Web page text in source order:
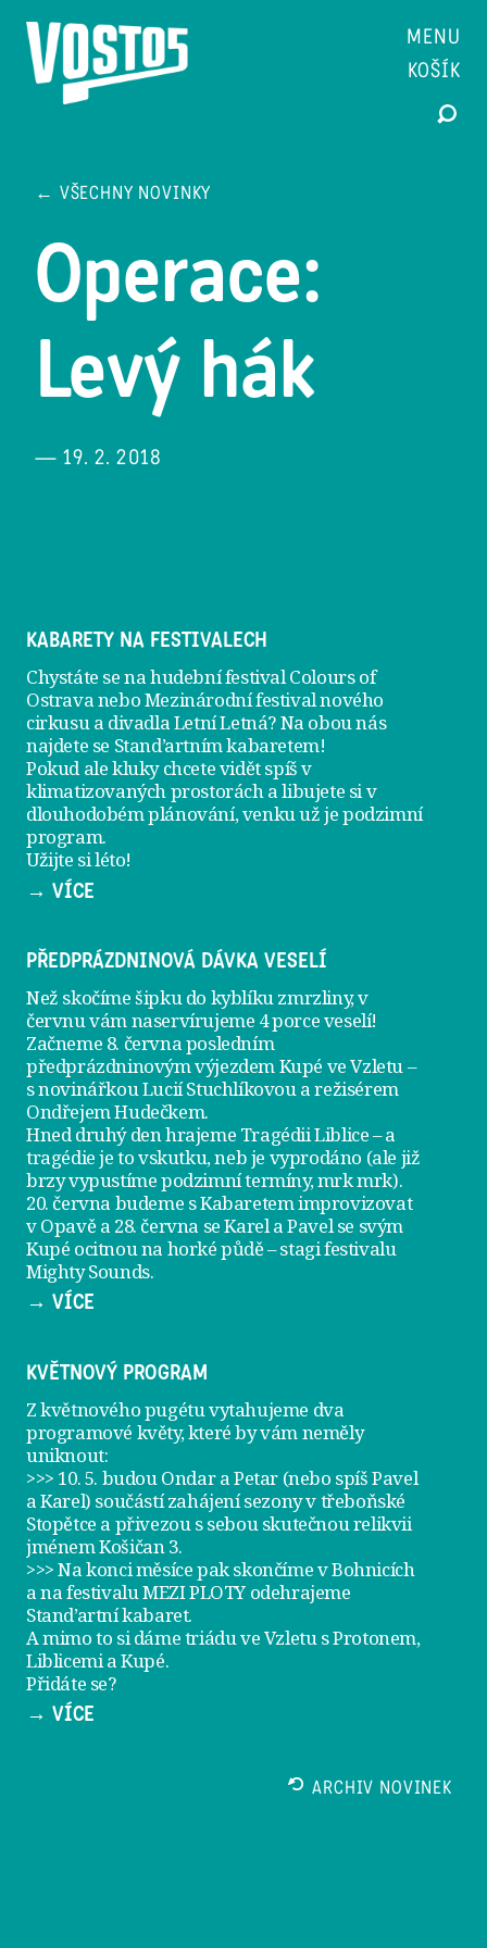
MENU
KOŠÍK
← VŠECHNY NOVINKY
Operace:
Levý hák
— 19. 2. 2018
KABARETY NA FESTIVALECH
Chystáte se na hudební festival Colours of
Ostrava nebo Mezinárodní festival nového
cirkusu a divadla Letní Letná? Na obou nás
najdete se Stand’artním kabaretem!
Pokud ale kluky chcete vidět spíš v
klimatizovaných prostorách a libujete si v
dlouhodobém plánování, venku už jepodzimní
program.
Užijte si léto!
→ VÍCE
PŘEDPRÁZDNINOVÁ DÁVKA VESELÍ
Než skočíme šipku do kyblíku zmrzliny, v
červnu vám naservírujeme 4 porce veselí!
Začneme 8. června posledním
předprázdninovým výjezdemKupé ve Vzletu–
s novinářkou Lucií Stuchlíkovou a režisérem
Ondřejem Hudečkem.
Hned druhý den hrajeme Tragédii Liblice– a
tragédie je to vskutku, neb je vyprodáno (ale již
brzy vypustíme podzimní termíny, mrk mrk).
20. června budeme s Kabaretem improvizovat
v Opavě a 28. června se Karel a Pavel se svým
Kupé ocitnou na horké půdě – stagi festivalu
Mighty Sounds.
→ VÍCE
KVĚTNOVÝ PROGRAM
Z květnového pugétu vytahujeme dva
programové květy, které by vám neměly
uniknout:
>>> 10. 5. budou Ondar a Petar (nebo spíš Pavel
a Karel) součástí zahájení sezony vtřeboňské
Stopětce a přivezou s sebou skutečnou relikvii
jménemKošičan 3.
>>> Na konci měsíce pak skončíme v Bohnicích
a na festivaluMEZI PLOTY odehrajeme
Stand’artní kabaret.
A mimo to si dámetriádu ve Vzletu s Protonem,
Liblicemi a Kupé.
Přidáte se?
→ VÍCE
ARCHIV NOVINEK